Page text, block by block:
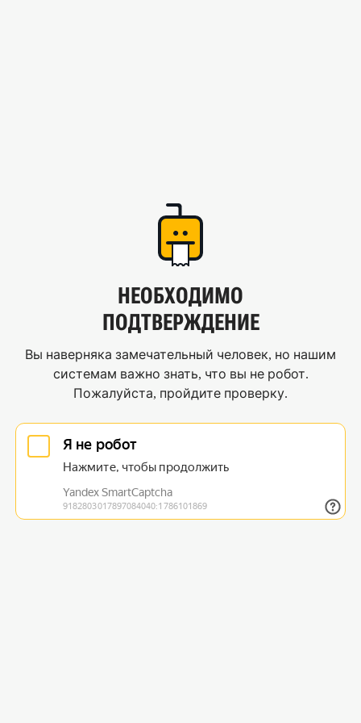
НЕОБХОДИМО
ПОДТВЕРЖДЕНИЕ
Вы наверняка замечательный человек, но нашим
системам важно знать, что вы не робот.
Пожалуйста, пройдите проверку.